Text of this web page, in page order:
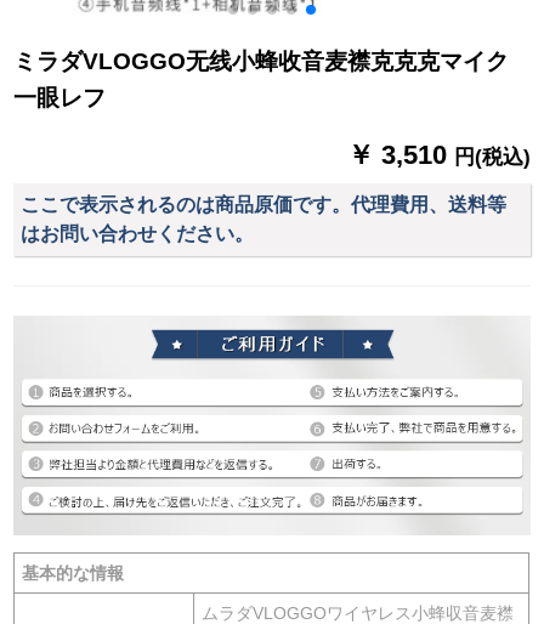
ミラダVLOGGO无线小蜂收音麦襟克克克マイク
一眼レフ
￥ 3,510 円(税込)
ここで表示されるのは商品原価です。代理費用、送料等
はお問い合わせください。
基本的な情報
ムラダVLOGGOワイヤレス小蜂収音麦襟